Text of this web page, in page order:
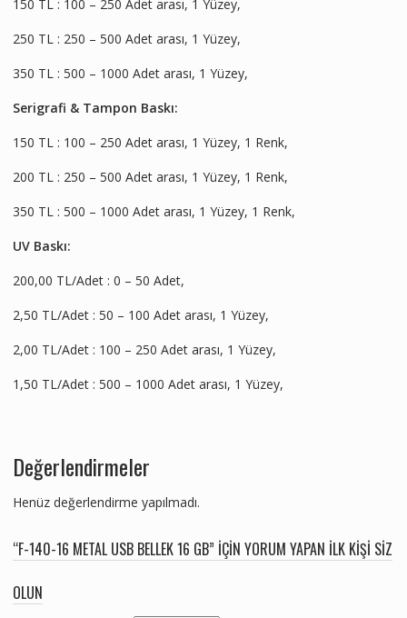
150 TL : 100 – 250 Adet arası, 1 Yüzey,
250 TL : 250 – 500 Adet arası, 1 Yüzey,
350 TL : 500 – 1000 Adet arası, 1 Yüzey,
Serigrafi & Tampon Baskı:
150 TL : 100 – 250 Adet arası, 1 Yüzey, 1 Renk,
200 TL : 250 – 500 Adet arası, 1 Yüzey, 1 Renk,
350 TL : 500 – 1000 Adet arası, 1 Yüzey, 1 Renk,
UV Baskı:
200,00 TL/Adet : 0 – 50 Adet,
2,50 TL/Adet : 50 – 100 Adet arası, 1 Yüzey,
2,00 TL/Adet : 100 – 250 Adet arası, 1 Yüzey,
1,50 TL/Adet : 500 – 1000 Adet arası, 1 Yüzey,
Değerlendirmeler
Henüz değerlendirme yapılmadı.
“F-140-16 METAL USB BELLEK 16 GB” IÇIN YORUM YAPAN ILK KIŞI SIZ
OLUN